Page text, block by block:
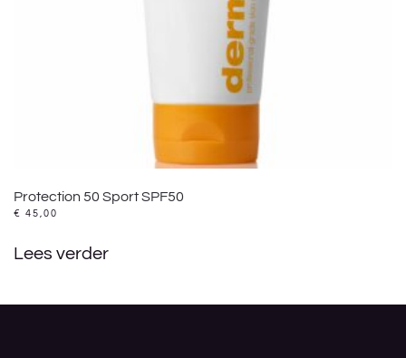
Protection 50 Sport SPF50
€ 45,00
Lees verder